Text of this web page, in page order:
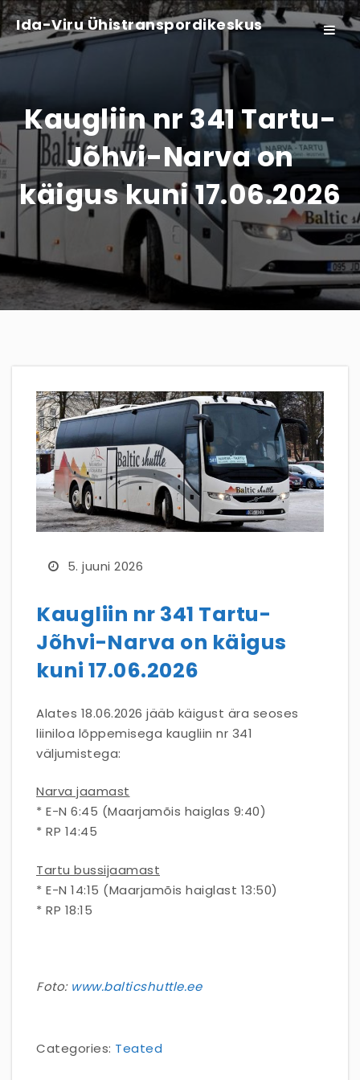
Ida-Viru Ühistranspordikeskus
Toggle
Kaugliin nr 341 Tartu-
Jõhvi-Narva on
käigus kuni 17.06.2026
5. juuni 2026
Kaugliin nr 341 Tartu-
Jõhvi-Narva on käigus
kuni 17.06.2026
Alates 18.06.2026 jääb käigust ära seoses
liiniloa lõppemisega kaugliin nr 341
väljumistega:
Narva jaamast
* E-N 6:45 (Maarjamõis haiglas 9:40)
* RP 14:45
Tartu bussijaamast
* E-N 14:15 (Maarjamõis haiglast 13:50)
* RP 18:15
Foto: www.balticshuttle.ee
Categories: Teated